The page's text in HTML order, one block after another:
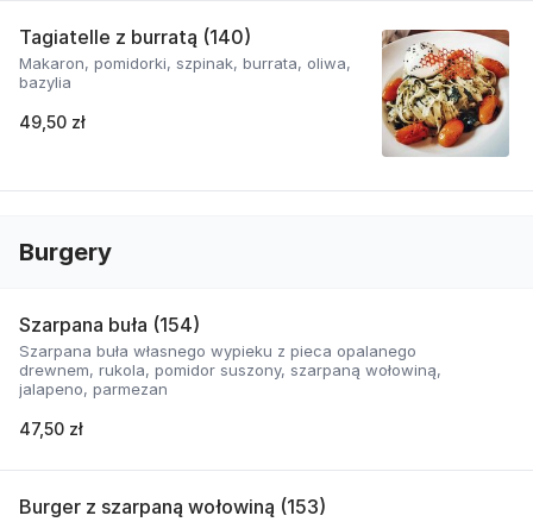
Tagiatelle z burratą (140)
Makaron, pomidorki, szpinak, burrata, oliwa,
bazylia
49,50 zł
Burgery
Szarpana buła (154)
Szarpana buła własnego wypieku z pieca opalanego
drewnem, rukola, pomidor suszony, szarpaną wołowiną,
jalapeno, parmezan
47,50 zł
Burger z szarpaną wołowiną (153)